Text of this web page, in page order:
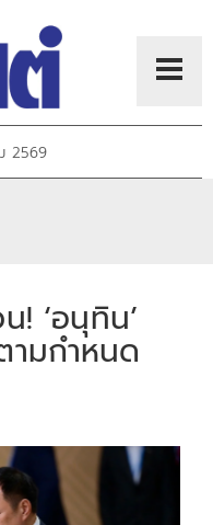
2569
! ‘อนุทิน’
มกำหนด